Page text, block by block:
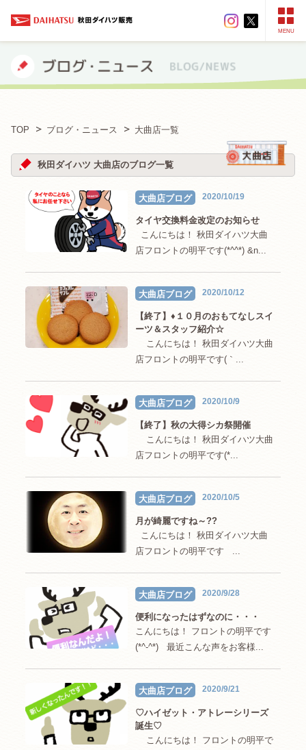
MENU
TOP ブログ・ニュース 大曲店一覧
秋田ダイハツ 大曲店のブログ一覧
大曲店ブログ 2020/10/19
タイヤ交換料金改定のお知らせ
こんにちは！ 秋田ダイハツ大曲
店フロントの明平です(*^^*) &n...
大曲店ブログ 2020/10/12
【終了】♦１０月のおもてなしスイ
ーツ＆スタッフ紹介☆
こんにちは！ 秋田ダイハツ大曲
店フロントの明平です(｀...
大曲店ブログ 2020/10/9
【終了】秋の大得シカ祭開催
こんにちは！ 秋田ダイハツ大曲
店フロントの明平です(*...
大曲店ブログ 2020/10/5
月が綺麗ですね～??
こんにちは！ 秋田ダイハツ大曲
店フロントの明平です ...
大曲店ブログ 2020/9/28
便利になったはずなのに・・・
こんにちは！ フロントの明平です
(*^-^*) 最近こんな声をお客様...
大曲店ブログ 2020/9/21
♡ハイゼット・アトレーシリーズ
誕生♡
こんにちは！ フロントの明平で